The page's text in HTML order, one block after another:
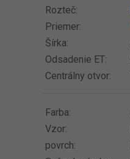
Rozteč:
Priemer:
Šírka:
Odsadenie ET:
Centrálny otvor:
Farba:
Vzor:
povrch: